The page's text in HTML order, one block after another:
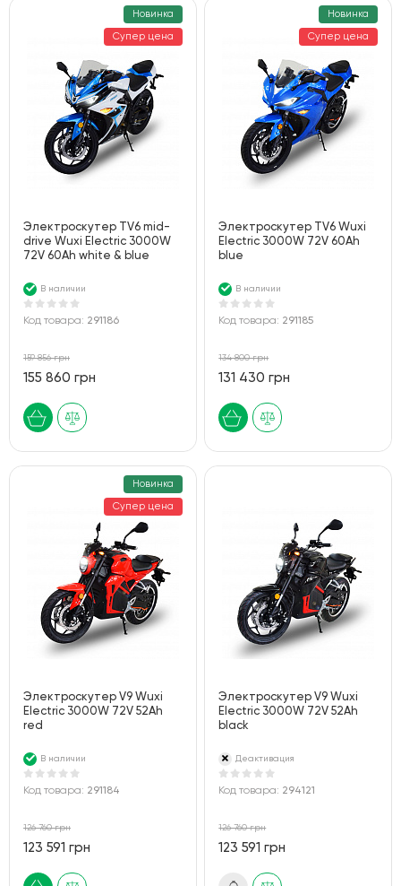
Новинка
Супер цена
Электроскутер TV6 mid-
drive Wuxi Electric 3000W
72V 60Ah white & blue
В наличии
Код товара: 291186
159 856 грн
155 860 грн
Новинка
Супер цена
Электроскутер TV6 Wuxi
Electric 3000W 72V 60Ah
blue
В наличии
Код товара: 291185
134 800 грн
131 430 грн
Новинка
Супер цена
Электроскутер V9 Wuxi
Electric 3000W 72V 52Ah
red
В наличии
Код товара: 291184
126 760 грн
123 591 грн
Электроскутер V9 Wuxi
Electric 3000W 72V 52Ah
black
Деактивация
Код товара: 294121
126 760 грн
123 591 грн